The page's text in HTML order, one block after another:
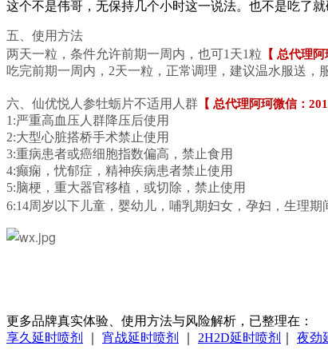
这个不是伟哥，无保持几个小时这一说法。也不是吃了
五、使用方法
两天一粒，条件允许前期一周内，也可1天1粒 【 总代理
吃完前期一周内，2天一粒，正常调理，建议温水服送，
六、仙优悦人参牡蛎片不适用人群 【 总代理阿珂微信：
1:严重高血压人群降压后使用
2:大型心脏搭桥手术禁止使用
3:重病患者或癌细胞指数偏高，禁止食用
4:癫痫，忧郁症，精神疾病患者禁止使用
5:脑梗，重大器官移植，或切除，禁止使用
6:14周岁以下儿童，婴幼儿，哺乳期妇女，孕妇，生理
更多品牌真实体验、使用方法与风险解析，已整理在：
享久延时喷剂
宵战延时喷剂 2H2D延时喷剂 夜劲